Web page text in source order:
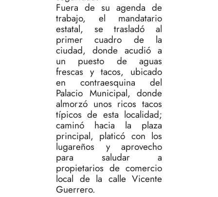
Fuera de su agenda de
trabajo, el mandatario
estatal, se trasladó al
primer cuadro de la
ciudad, donde acudió a
un puesto de aguas
frescas y tacos, ubicado
en contraesquina del
Palacio Municipal, donde
almorzó unos ricos tacos
típicos de esta localidad;
caminó hacia la plaza
principal, platicó con los
lugareños y aprovecho
para saludar a
propietarios de comercio
local de la calle Vicente
Guerrero.